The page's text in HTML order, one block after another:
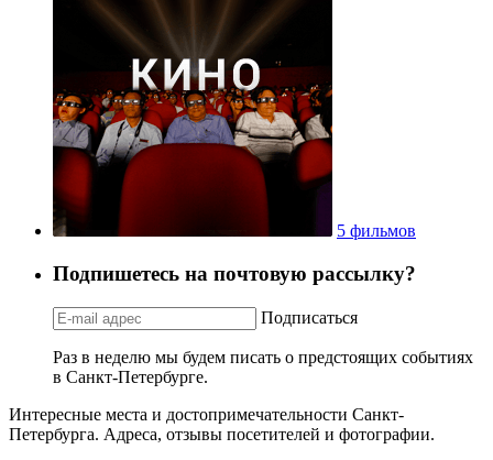
5 фильмов
Подпишетесь на почтовую рассылку?
Подписаться
Раз в неделю мы будем писать о предстоящих событиях
в Санкт-Петербурге.
Интересные места и достопримечательности Санкт-
Петербурга. Адреса, отзывы посетителей и фотографии.